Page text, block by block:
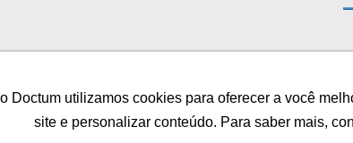
Doctum utilizamos cookies para oferecer a você
site e personalizar conteúdo. Para saber mais,
Quem Somos Cursos Unidades